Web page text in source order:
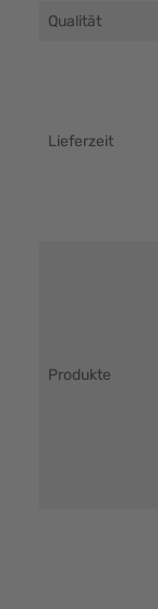
Qualität
Lieferzeit
Produkte